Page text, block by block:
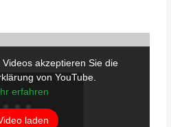
akzeptieren Sie die
von YouTube.
erfahren
laden